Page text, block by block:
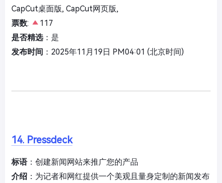
CapCut桌面版, CapCut网页版,
票数:
117
是否精选：是
发布时间 ：2025年11月19日 PM04:01 (北京时间)
14. Pressdeck
标语：创建新闻网站来推广您的产品
介绍 ：为记者和网红提供一个美观且量身定制的新闻发布